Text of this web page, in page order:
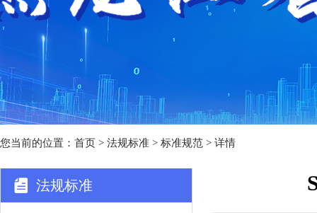
您当前的位置： 首页 > 法规标准 > 标准规范 > 详情
法规标准